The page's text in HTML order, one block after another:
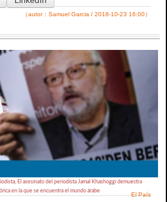
（autor：Samuel Garcia / 2018-10-23 16:00）
El asesinato del periodista Jamal Khashoggi demuestra
en la que se encuentra el mundo árabe
El País